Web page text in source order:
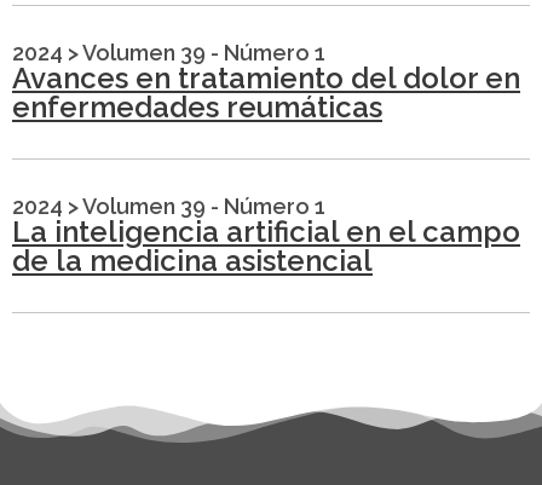
2024 >Volumen 39 - Número 1
Avances en tratamiento del dolor en
enfermedades reumáticas
2024 >Volumen 39 - Número 1
La inteligencia artificial en el campo
de la medicina asistencial